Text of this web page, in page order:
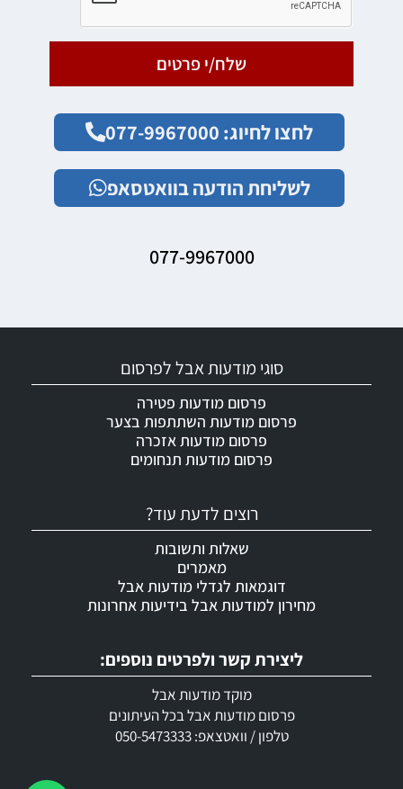
שלח/י פרטים
לחצו לחיוג: 077-9967000
לשליחת הודעה בוואטסאפ
077-9967000
ליצירת קשר ולפרטים נוספים:
מוקד מודעות אבל
פרסום מודעות אבל בכל העיתונים
טלפון / וואטצאפ: 050-5473333
רוצים לדעת עוד?
שאלות ותשובות
מאמרים
דוגמאות לגדלי מודעות אבל
מחירון למודעות אבל בידיעות אחרונות
סוגי מודעות אבל לפרסום
פרסום מודעות פטירה
פרסום מודעות השתתפות בצער
פרסום מודעות אזכרה
פרסום מודעות תנחומים